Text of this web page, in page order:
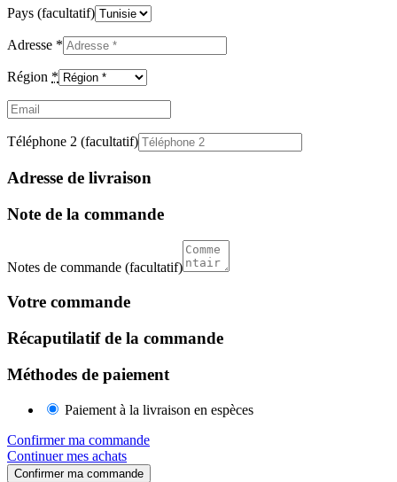
Pays (facultatif)
Adresse *
Région *
Email
Téléphone 2 (facultatif)
Adresse de livraison
Note de la commande
Notes de commande (facultatif)
Votre commande
Récaputilatif de la commande
Méthodes de paiement
Paiement à la livraison en espèces
Confirmer ma commande
Continuer mes achats
Confirmer ma commande